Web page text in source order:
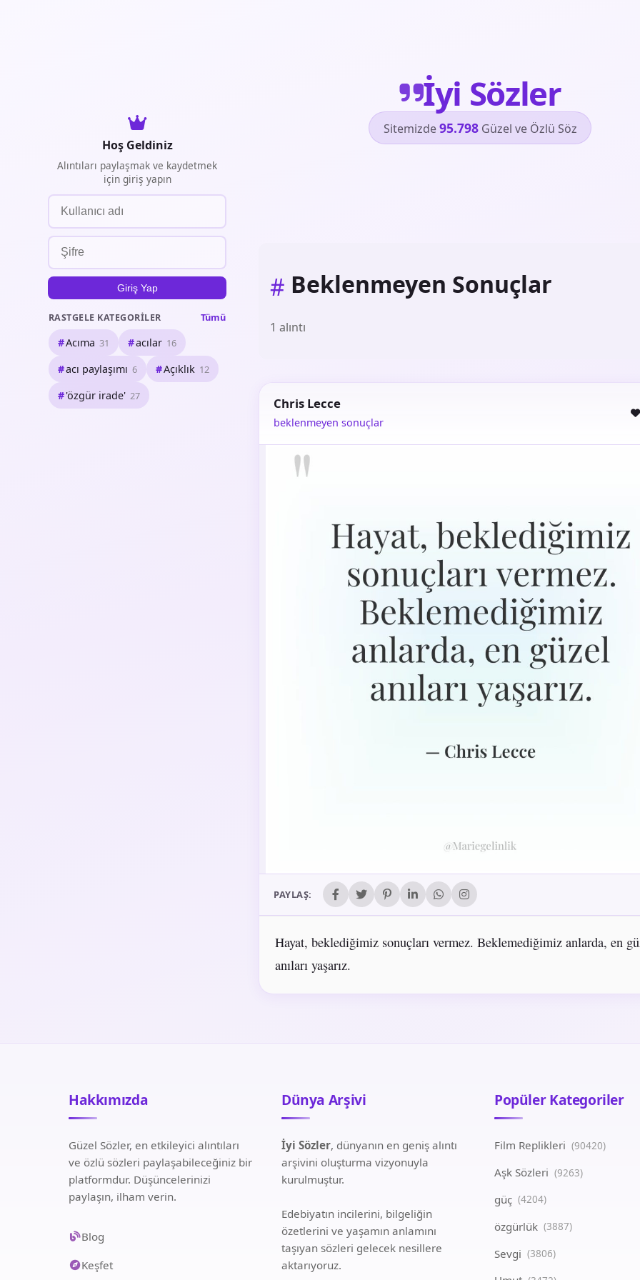
İyi Sözler
Sitemizde95.798Güzel ve Özlü Söz
Hoş Geldiniz
Alıntıları paylaşmak ve kaydetmek
için giriş yapın
Giriş Yap
RASTGELE KATEGORILER Tümü
Acıma 31 acılar 16
acı paylaşımı 6 Açıklık 12
'özgür irade' 27
# Beklenmeyen Sonuçlar
1 alıntı
Chris Lecce
beklenmeyen sonuçlar
PAYLAŞ:
Hayat, beklediğimiz sonuçları vermez. Beklemediğimiz anlarda, en
anıları yaşarız.
Hakkımızda
Güzel Sözler, en etkileyici alıntıları
ve özlü sözleri paylaşabileceğiniz bir
platformdur. Düşüncelerinizi
paylaşın, ilham verin.
Blog
Keşfet
Dünya Arşivi
İyi Sözler, dünyanın en geniş alıntı
arşivini oluşturma vizyonuyla
kurulmuştur.
Edebiyatın incilerini, bilgeliğin
özetlerini ve yaşamın anlamını
taşıyan sözleri gelecek nesillere
aktarıyoruz.
Popüler Kategoriler
Film Replikleri (90420)
Aşk Sözleri (9263)
güç (4204)
özgürlük (3887)
Sevgi (3806)